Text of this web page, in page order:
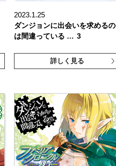
2023.1.25
ダンジョンに出会いを求めるの
は間違っている … 3
詳しく見る